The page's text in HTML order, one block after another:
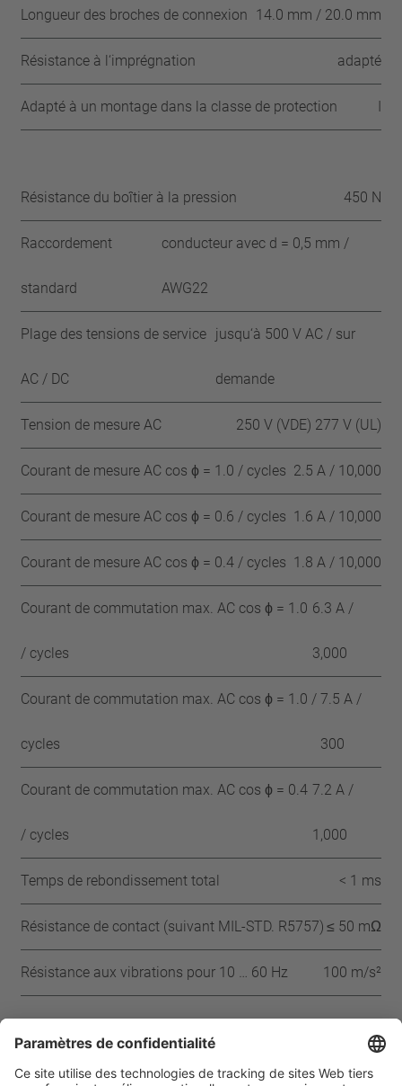
Longueur des broches de connexion 14.0 mm / 20.0 mm
Résistance à l‘imprégnation adapté
Adapté à un montage dans la classe de protection I
Résistance du boîtier à la pression 450 N
Raccordement
standard
conducteur avec d = 0,5 mm /
AWG22
Plage des tensions de service
AC / DC
jusqu‘à 500 V AC / sur
demande
Tension de mesure AC 250 V (VDE) 277 V (UL)
Courant de mesure AC cos ϕ = 1.0 / cycles 2.5 A / 10,000
Courant de mesure AC cos ϕ = 0.6 / cycles 1.6 A / 10,000
Courant de mesure AC cos ϕ = 0.4 / cycles 1.8 A / 10,000
Courant de commutation max. AC cos ϕ = 1.0
/ cycles
6.3 A /
3,000
Courant de commutation max. AC cos ϕ = 1.0 /
cycles
7.5 A /
300
Courant de commutation max. AC cos ϕ = 0.4
/ cycles
7.2 A /
1,000
Temps de rebondissement total < 1 ms
Résistance de contact (suivant MIL-STD. R5757) ≤ 50 mΩ
Résistance aux vibrations pour 10 … 60 Hz 100 m/s²
Approbations